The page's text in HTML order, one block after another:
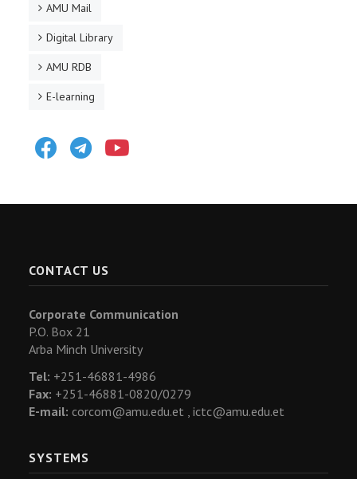
AMU Mail
Digital Library
AMU RDB
E-learning
FacebookTelegram
CONTACT US
Corporate Communication
P.O. Box 21
Arba Minch University
Tel: +251-46881-4986
Fax: +251-46881-0820/0279
E-mail: corcom@amu.edu.et , ictc@amu.edu.et
SYSTEMS